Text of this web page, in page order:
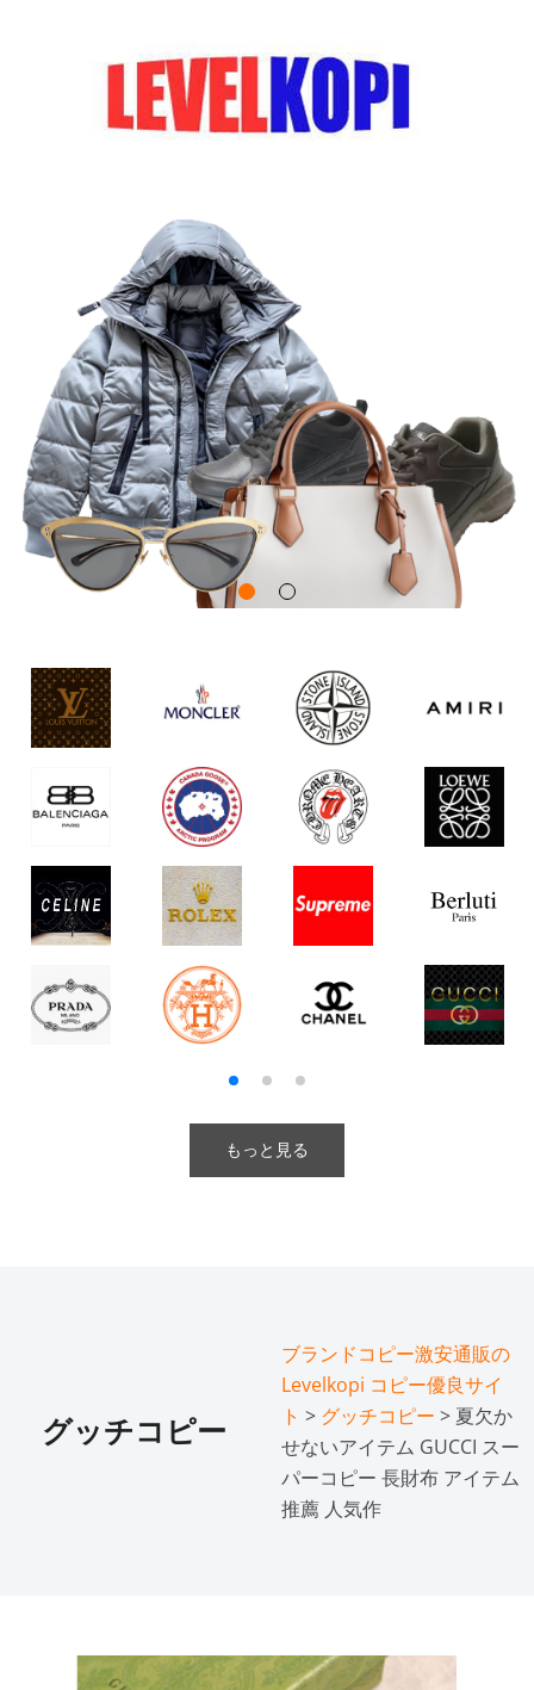
もっと見る
グッチコピー
ブランドコピー激安通販の
Levelkopi コピー優良サイ
ト > グッチコピー > 夏欠か
せないアイテム GUCCI スー
パーコピー 長財布 アイテム
推薦 人気作